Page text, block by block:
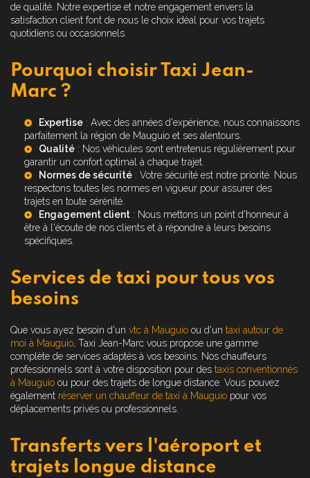
de qualité. Notre expertise et notre engagement envers la
satisfaction client font de nous le choix idéal pour vos trajets
quotidiens ou occasionnels.
Pourquoi choisir Taxi Jean-
Marc ?
Expertise : Avec des années d'expérience, nous connaissons
parfaitement la région de Mauguio et ses alentours.
Qualité : Nos véhicules sont entretenus régulièrement pour
garantir un confort optimal à chaque trajet.
Normes de sécurité : Votre sécurité est notre priorité. Nous
respectons toutes les normes en vigueur pour assurer des
trajets en toute sérénité.
Engagement client : Nous mettons un point d'honneur à
être à l'écoute de nos clients et à répondre à leurs besoins
spécifiques.
Services de taxi pour tous vos
besoins
Que vous ayez besoin d'un vtc à Mauguio ou d'un taxi autour de
moi à Mauguio, Taxi Jean-Marc vous propose une gamme
complète de services adaptés à vos besoins. Nos chauffeurs
professionnels sont à votre disposition pour des taxis conventionnés
à Mauguio ou pour des trajets de longue distance. Vous pouvez
également réserver un chauffeur de taxi à Mauguio pour vos
déplacements privés ou professionnels.
Transferts vers l'aéroport et
trajets longue distance